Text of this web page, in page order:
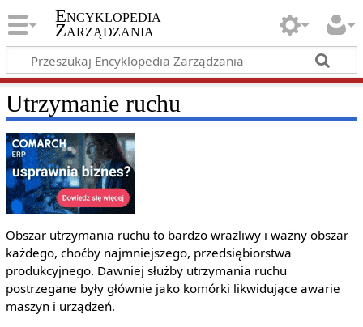
Encyklopedia
Zarządzania
Utrzymanie ruchu
Obszar utrzymania ruchu to bardzo wrażliwy i ważny obszar
każdego, choćby najmniejszego, przedsiębiorstwa
produkcyjnego. Dawniej służby utrzymania ruchu
postrzegane były głównie jako komórki likwidujące awarie
maszyn i urządzeń.